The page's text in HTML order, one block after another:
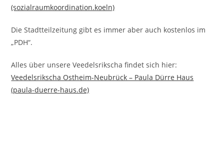
(sozialraumkoordination.koeln)
Die Stadtteilzeitung gibt es immer aber auch kostenlos im
„PDH“.
Alles über unsere Veedelsrikscha findet sich hier:
Veedelsrikscha Ostheim-Neubrück – Paula Dürre Haus
(paula-duerre-haus.de)